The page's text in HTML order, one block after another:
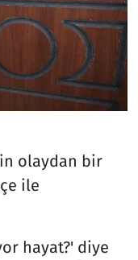
olaydan bir
ile
hayat?' diye